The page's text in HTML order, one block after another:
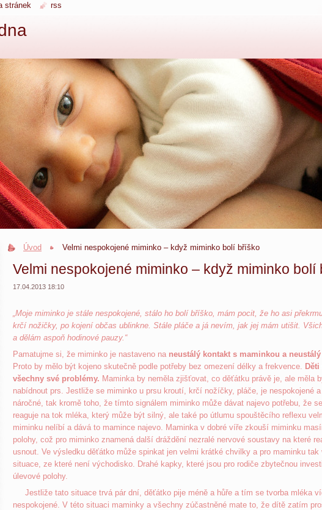
Úvod Velmi nespokojené miminko – když miminko bolí bříško
Velmi nespokojené miminko – když miminko bolí
17.04.2013 18:10
„Moje miminko je stále nespokojené, stálo ho bolí bříško, mám pocit, že ho asi
krčí nožičky, po kojení občas ublinkne. Stále pláče a já nevím, jak jej mám utišit.
a dělám aspoň hodinové pauzy.“
Pamatujme si, že miminko je nastaveno na neustálý kontakt s maminkou a
Proto by mělo být kojeno skutečně podle potřeby bez omezení délky a frekvence.
všechny své problémy. Maminka by neměla zjišťovat, co děťátku právě je, ale měla
nabídnout prs. Jestliže se miminko u prsu kroutí, krčí nožíčky, pláče, je nespokojené
náročné, tak kromě toho, že tímto signálem miminko může dávat najevo potřebu, že
reaguje na tok mléka, který může být silný, ale také po útlumu spouštěcího reflexu
miminku nelíbí a dává to mamince najevo. Maminka v dobré víře zkouší miminku
polohy, což pro miminko znamená další dráždění nezralé nervové soustavy na které
usnout. Ve výsledku děťátko může spinkat jen velmi krátké chvilky a pro maminku
situace, ze které není východisko. Drahé kapky, které jsou pro rodiče zbytečnou
úlevové polohy.
Jestliže tato situace trvá pár dní, děťátko pije méně a hůře a tím se tvorba mléka
nespokojené. V této situaci maminky a všechny zúčastněné mate to, že dítě zatím
stránek
rss